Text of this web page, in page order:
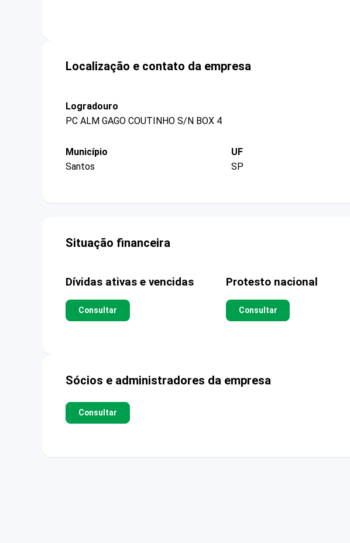
Localização e contato da empresa
Logradouro
PC ALM GAGO COUTINHO S/N BOX 4
Município
Santos
UF
SP
Situação financeira
Dívidas ativas e vencidas
Consultar
Protesto nacional
Consultar
Sócios e administradores da empresa
Consultar